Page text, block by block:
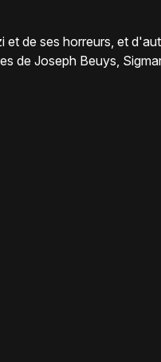
de ses horreurs, et
de Joseph Beuys,